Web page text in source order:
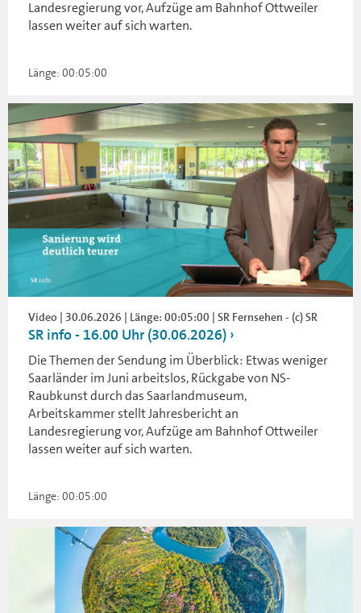
Landesregierung vor, Aufzüge am Bahnhof Ottweiler
lassen weiter auf sich warten.
Länge: 00:05:00
Video | 30.06.2026 | Länge: 00:05:00 | SR Fernsehen - (c) SR
SR info - 16.00 Uhr (30.06.2026)
Die Themen der Sendung im Überblick: Etwas weniger
Saarländer im Juni arbeitslos, Rückgabe von NS-
Raubkunst durch das Saarlandmuseum,
Arbeitskammer stellt Jahresbericht an
Landesregierung vor, Aufzüge am Bahnhof Ottweiler
lassen weiter auf sich warten.
Länge: 00:05:00